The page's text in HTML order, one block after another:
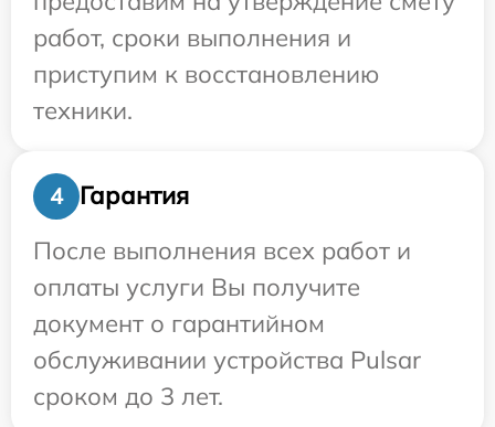
работ, сроки выполнения и
приступим к восстановлению
техники.
4
Гарантия
После выполнения всех работ и
оплаты услуги Вы получите
документ о гарантийном
обслуживании устройства Pulsar
сроком до 3 лет.